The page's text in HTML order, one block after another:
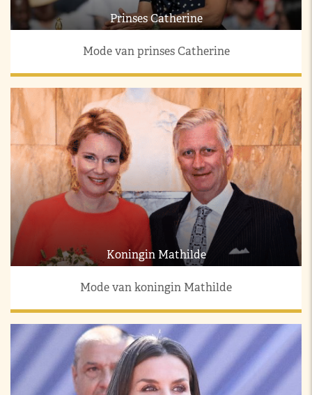
Prinses Catherine
Mode van prinses Catherine
Koningin Mathilde
Mode van koningin Mathilde